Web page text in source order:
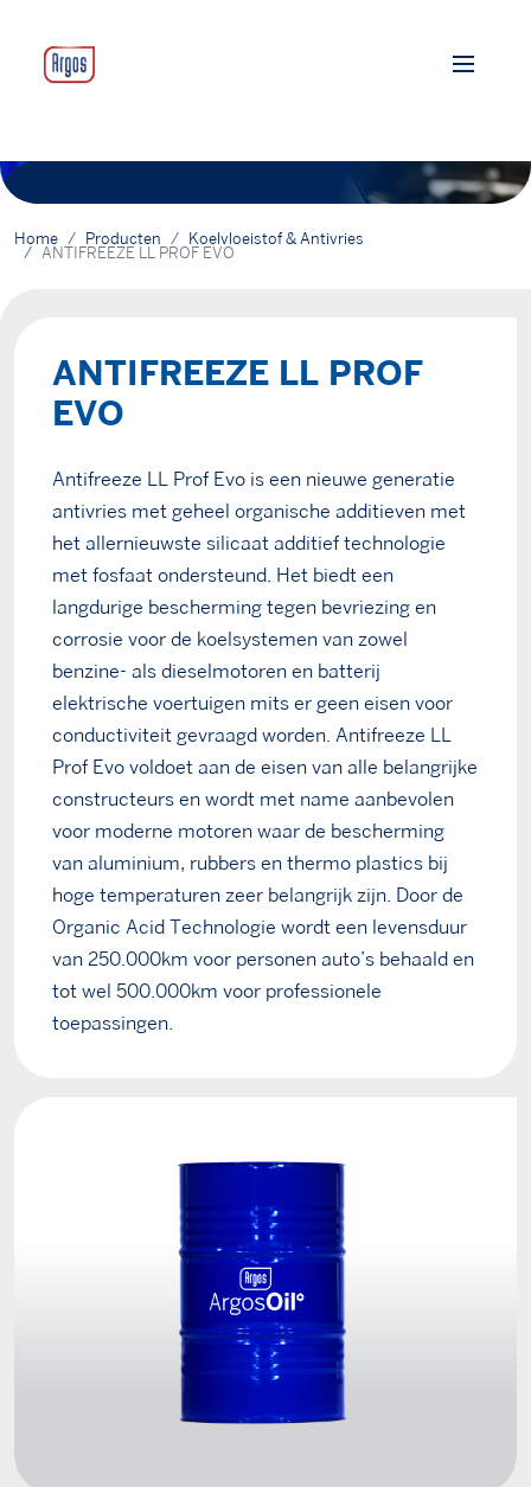
Home Producten
Koelvloeistof & Antivries
ANTIFREEZE LL PROF EVO
ANTIFREEZE LL PROF
EVO
Antifreeze LL Prof Evo is een nieuwe generatie
antivries met geheel organische additieven met
het allernieuwste silicaat additief technologie
met fosfaat ondersteund. Het biedt een
langdurige bescherming tegen bevriezing en
corrosie voor de koelsystemen van zowel
benzine- als dieselmotoren en batterij
elektrische voertuigen mits er geen eisen voor
conductiviteit gevraagd worden. Antifreeze LL
Prof Evo voldoet aan de eisen van alle belangrijke
constructeurs en wordt met name aanbevolen
voor moderne motoren waar de bescherming
van aluminium, rubbers en thermo plastics bij
hoge temperaturen zeer belangrijk zijn. Door de
Organic Acid Technologie wordt een levensduur
van 250.000km voor personen auto’s behaald en
tot wel 500.000km voor professionele
toepassingen.